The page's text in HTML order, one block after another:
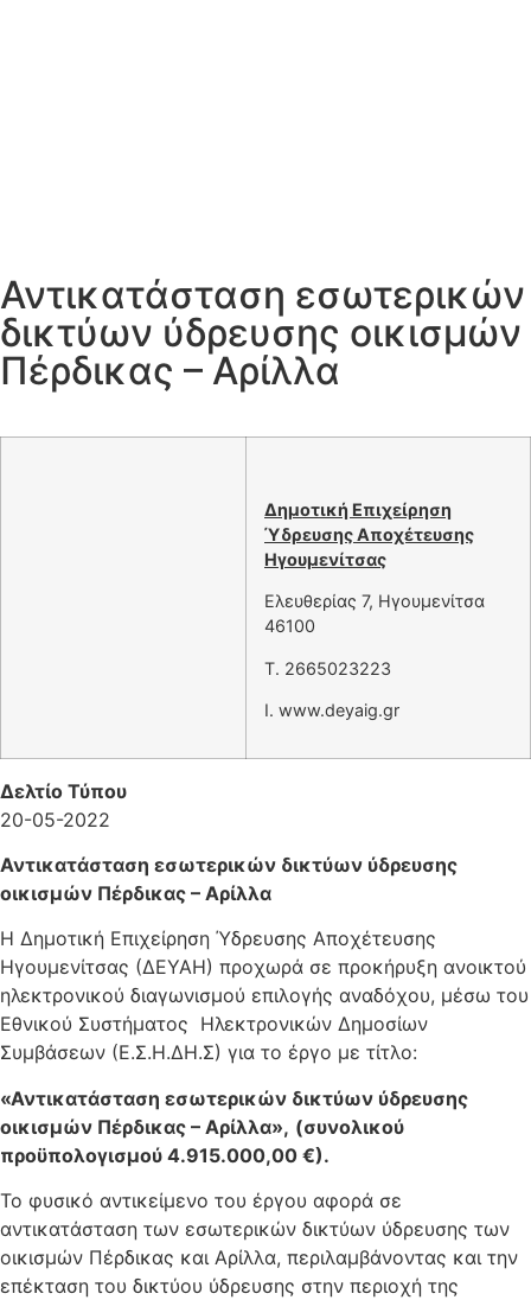
Αντικατάσταση εσωτερικών
δικτύων ύδρευσης οικισμών
Πέρδικας – Αρίλλα
Δημοτική Επιχείρηση
Ύδρευσης Αποχέτευσης
Ηγουμενίτσας
Ελευθερίας 7, Ηγουμενίτσα
46100
T. 2665023223
Ι. www.deyaig.gr
Δελτίο Τύπου
20-05-2022
Αντικατάσταση εσωτερικών δικτύων ύδρευσης
οικισμών Πέρδικας – Αρίλλα
Η Δημοτική Επιχείρηση Ύδρευσης Αποχέτευσης
Ηγουμενίτσας (ΔΕΥΑΗ) προχωρά σε προκήρυξη ανοικτού
ηλεκτρονικού διαγωνισμού επιλογής αναδόχου, μέσω του
Εθνικού Συστήματος Ηλεκτρονικών Δημοσίων
Συμβάσεων (Ε.Σ.Η.ΔΗ.Σ) για το έργο με τίτλο:
«Αντικατάσταση εσωτερικών δικτύων ύδρευσης
οικισμών Πέρδικας – Αρίλλα», (συνολικού
προϋπολογισμού 4.915.000,00 €).
Το φυσικό αντικείμενο του έργου αφορά σε
αντικατάσταση των εσωτερικών δικτύων ύδρευσης των
οικισμών Πέρδικας και Αρίλλα, περιλαμβάνοντας και την
επέκταση του δικτύου ύδρευσης στην περιοχή της